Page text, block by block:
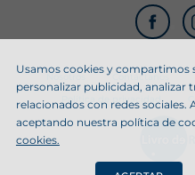
Nosotros Contáctanos
Política de privacidad
Usamos cookies y compartimos
personalizar publicidad, analizar
relacionados con redes sociales.
aceptando nuestra política de
cookies.